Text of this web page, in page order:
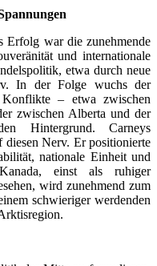
Erfolg war die zunehmende
und internationale
etwa durch neue
In der Folge wuchs der
Konflikte – etwa zwischen
zwischen Alberta und der
Hintergrund. Carneys
diesen Nerv. Er positionierte
nationale Einheit und
Kanada, einst als ruhiger
wird zunehmend zum
schwieriger werdenden